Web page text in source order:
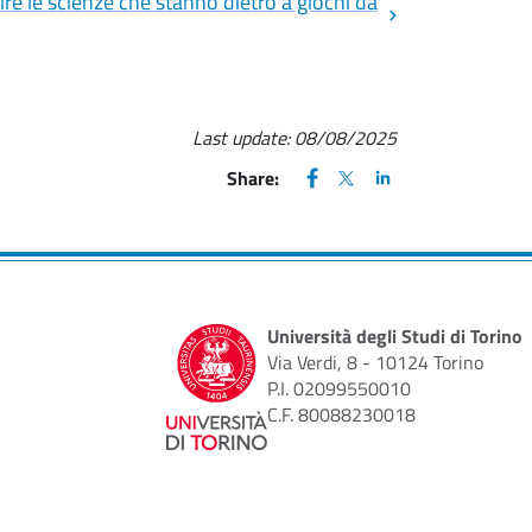
Last update:08/08/2025
Share:
FACEBOOK
(apre una nuova finestra)
X
(apre una nuova
LINKEDIN
(apre una nuova
Università degli Studi di Torino
Via Verdi, 8 - 10124 Torino
P.I. 02099550010
C.F. 80088230018